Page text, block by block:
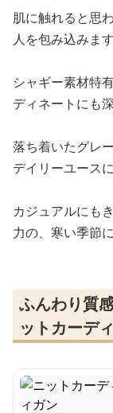
肌に触れると思
人を包み込みます
シャギー素材特
ディネートにも
落ち着いたグレ
デイリーユース
カジュアルにも
力の、寒い季節
ふんわり質
ットカーデ